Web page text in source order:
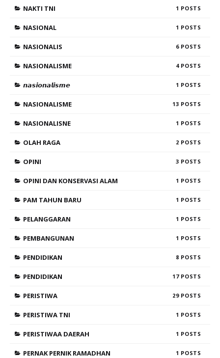
NAKTI TNI 1
NASIONAL 1
NASIONALIS 6
NASIONALISME 4
𝙣𝙖𝙨𝙞𝙤𝙣𝙖𝙡𝙞𝙨𝙢𝙚 1
NASIONALISME 13
NASIONALISNE 1
OLAH RAGA 2
OPINI 3
OPINI DAN KONSERVASI ALAM 1
PAM TAHUN BARU 1
PELANGGARAN 1
PEMBANGUNAN 1
PENDIDIKAN 8
PENDIDIKAN 17
PERISTIWA 29
PERISTIWA TNI 1
PERISTIWAA DAERAH 1
PERNAK PERNIK RAMADHAN 1